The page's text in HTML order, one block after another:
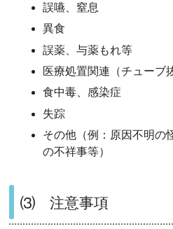
誤嚥、窒息
異食
誤薬、与薬もれ等
医療処置関連（チューブ
食中毒、感染症
失踪
その他（例：原因不明の
の不祥事等）
⑶ 注意事項